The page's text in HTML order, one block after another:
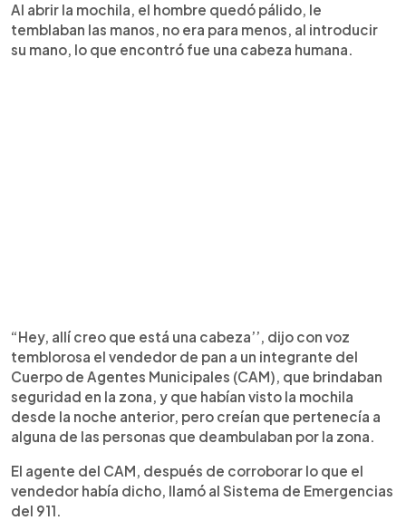
Al abrir la mochila, el hombre quedó pálido, le
temblaban las manos, no era para menos, al introducir
su mano, lo que encontró fue una cabeza humana.
“Hey, allí creo que está una cabeza’’, dijo con voz
temblorosa el vendedor de pan a un integrante del
Cuerpo de Agentes Municipales (CAM), que brindaban
seguridad en la zona, y que habían visto la mochila
desde la noche anterior, pero creían que pertenecía a
alguna de las personas que deambulaban por la zona.
El agente del CAM, después de corroborar lo que el
vendedor había dicho, llamó al Sistema de Emergencias
del 911.